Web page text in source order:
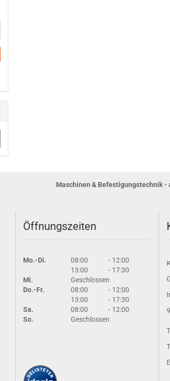
Maschinen & Befestigungstechnik -
Öffnungszeiten
Mo.-Di. 08:00 - 12:00
13:00
- 17:30
Mi.
Geschlossen
Do.-Fr.
08:00 - 12:00
13:00
- 17:30
Sa.
08:00 - 12:00
So.
Geschlossen